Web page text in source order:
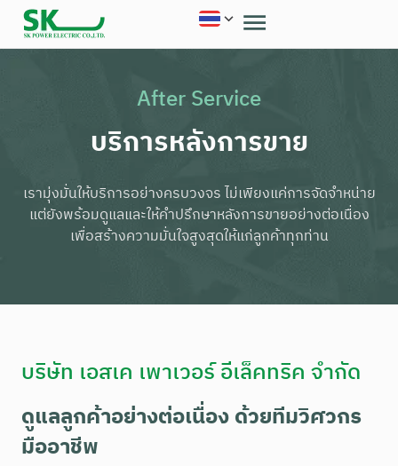
After Service
บริการหลังการขาย
เรามุ่งมั่นให้บริการอย่างครบวงจร ไม่เพียงแค่การจัดจำหน่าย
แต่ยังพร้อมดูแลและให้คำปรึกษาหลังการขายอย่างต่อเนื่อง
เพื่อสร้างความมั่นใจสูงสุดให้แก่ลูกค้าทุกท่าน
บริษัท เอสเค เพาเวอร์ อีเล็คทริค จำกัด
ดูแลลูกค้าอย่างต่อเนื่อง ด้วยทีมวิศวกร
มืออาชีพ